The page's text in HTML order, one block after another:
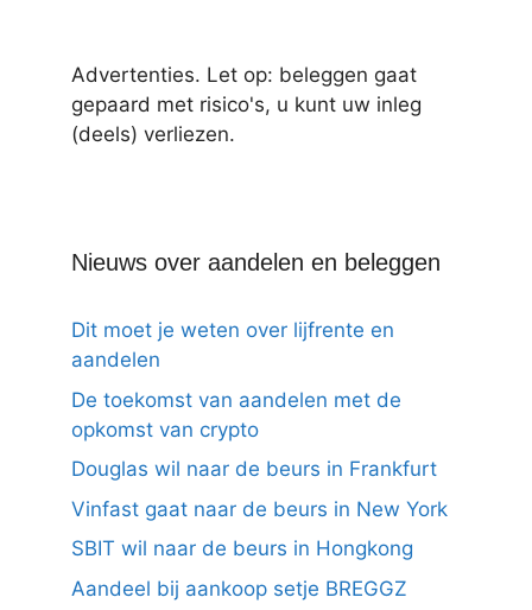
Advertenties. Let op: beleggen gaat
gepaard met risico's, u kunt uw inleg
(deels) verliezen.
Nieuws over aandelen en beleggen
Dit moet je weten over lijfrente en
aandelen
De toekomst van aandelen met de
opkomst van crypto
Douglas wil naar de beurs in Frankfurt
Vinfast gaat naar de beurs in New York
SBIT wil naar de beurs in Hongkong
Aandeel bij aankoop setje BREGGZ